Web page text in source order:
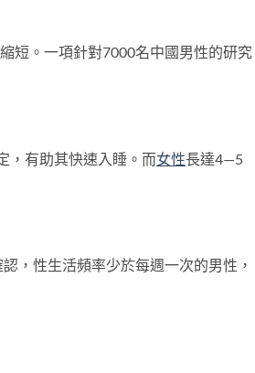
短。一項針對7000名中國男性的研究
有助其快速入睡。而女性長達4—5
性生活頻率少於每週一次的男性，